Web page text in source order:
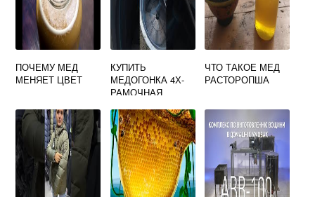
ПОЧЕМУ МЕД
МЕНЯЕТ ЦВЕТ
КУПИТЬ
МЕДОГОНКА 4Х-
РАМОЧНАЯ
САМОПОВОРОТН
АЯ С
ДВИГАТЕЛЕМ
ЧТО ТАКОЕ МЕД
РАСТОРОПША